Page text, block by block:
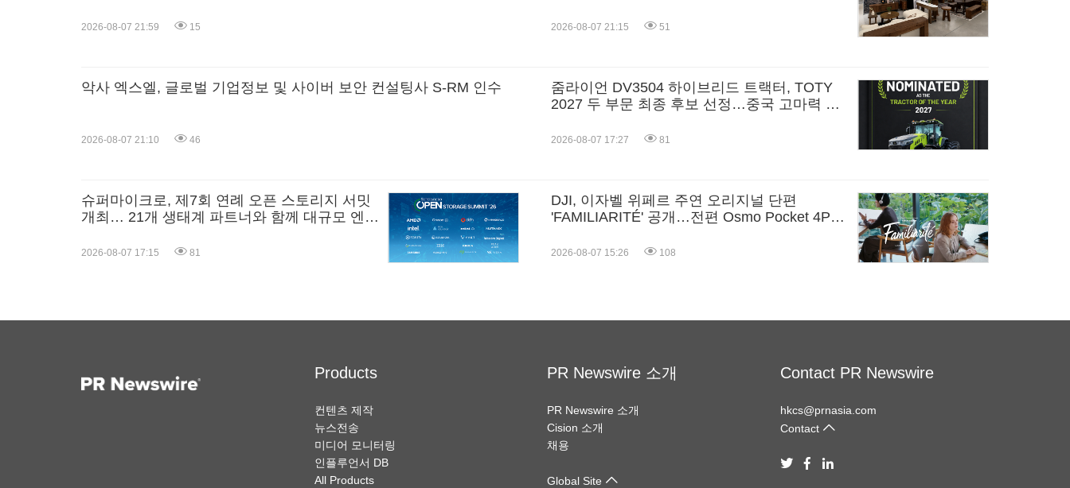
2026-08-07 21:59 15 2026-08-07 21:15 51
악사 엑스엘, 글로벌 기업정보 및 사이버 보안 컨설팅사 S-RM 인수
2026-08-07 21:10 46
줌라이언 DV3504 하이브리드 트랙터, TOTY
2027 두 부문 최종 후보 선정…중국 고마력 농
2026-08-07 17:27 81
슈퍼마이크로, 제7회 연례 오픈 스토리지 서밋
개최… 21개 생태계 파트너와 함께 대규모 엔터
2026-08-07 17:15 81
DJI, 이자벨 위페르 주연 오리지널 단편
'FAMILIARITÉ' 공개…전편 Osmo Pocket 4P로
2026-08-07 15:26 108
Products
컨텐츠 제작
뉴스전송
미디어 모니터링
인플루언서 DB
All Products
PR Newswire 소개
PR Newswire 소개
Cision 소개
채용
Global Site
Contact PR Newswire
hkcs@prnasia.com
Contact